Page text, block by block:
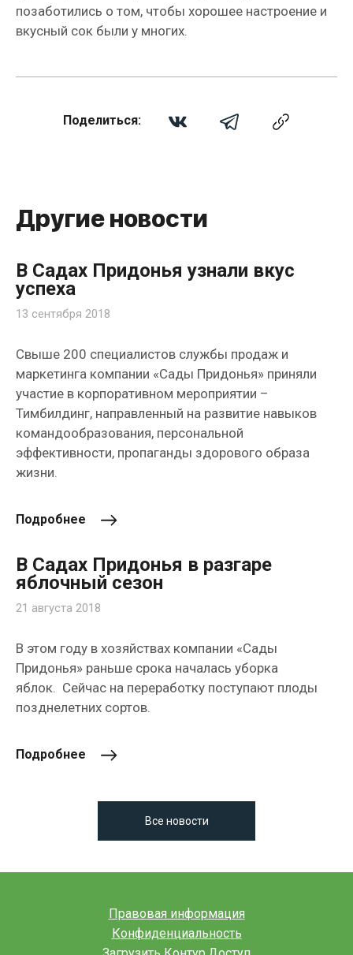
позаботились о том, чтобы хорошее настроение и
вкусный сок были у многих.
Поделиться:
Другие новости
В Садах Придонья узнали вкус
успеха
13 сентября 2018
Свыше 200 специалистов службы продаж и
маркетинга компании «Сады Придонья» приняли
участие в корпоративном мероприятии –
Тимбилдинг, направленный на развитие навыков
командообразования, персональной
эффективности, пропаганды здорового образа
жизни.
Подробнее
В Садах Придонья в разгаре
яблочный сезон
21 августа 2018
В этом году в хозяйствах компании «Сады
Придонья» раньше срока началась уборка
яблок. Сейчас на переработку поступают плоды
позднелетних сортов.
Подробнее
Все новости
Правовая информация
Конфиденциальность